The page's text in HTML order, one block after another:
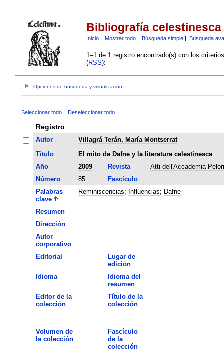
Bibliografía celestinesca
Inicio| Mostrar todo| Búsqueda simple| Búsqueda
1–1 de 1 registro encontrado(s) con los
(RSS):
Opciones de búsqueda y visualización
Seleccionar todo Deseleccionar todo
Registro
Autor
Villagrá Terán, María Montserrat
Título
El mito de Dafne y la literatura celestinesca
Año
2009 Revista
Atti dell'Accademia
Número
85
Fascículo
Palabras
clave
Reminiscencias; Influencias; Dafne
Resumen
Dirección
Autor
corporativo
Editorial
Lugar de
edición
Idioma
Idioma del
resumen
Editor de la
colección
Título de la
colección
Volumen de
la colección
Fascículo
de la
colección